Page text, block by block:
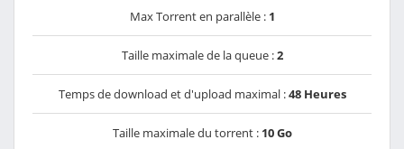
Max Torrent en parallèle : 1
Taille maximale de la queue :2
Temps de download et d'upload maximal :48 Heures
Taille maximale du torrent : 10 Go